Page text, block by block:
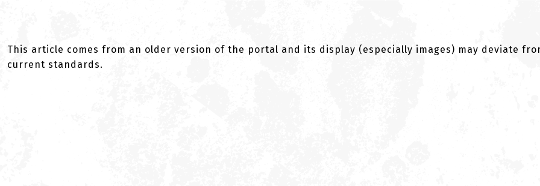
This article comes from an older version of the portal and its display (especially images) may deviate
current standards.